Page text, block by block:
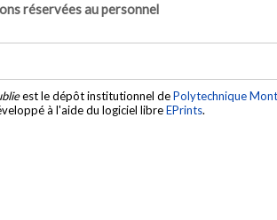
réservées au personnel
est le dépôt institutionnel dePolytechnique
à l'aide du logiciel libreEPrints.